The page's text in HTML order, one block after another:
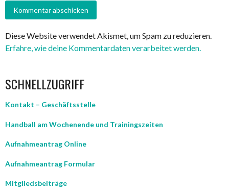
Diese Website verwendet Akismet, um Spam zu reduzieren.
Erfahre, wie deine Kommentardaten verarbeitet werden.
SCHNELLZUGRIFF
Kontakt – Geschäftsstelle
Handball am Wochenende und Trainingszeiten
Aufnahmeantrag Online
Aufnahmeantrag Formular
Mitgliedsbeiträge